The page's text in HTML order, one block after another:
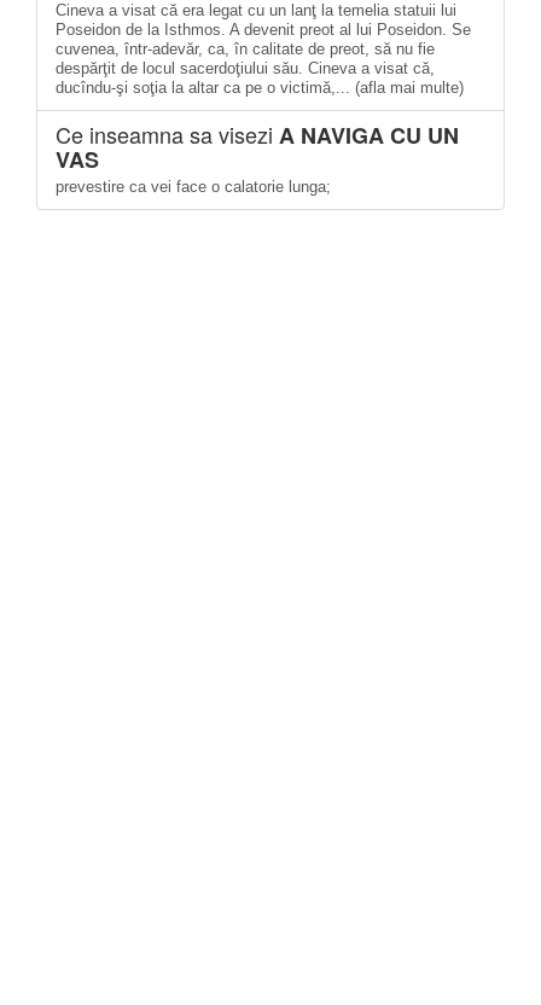
Cineva a visat că era legat cu un lanţ la temelia statuii lui
Poseidon de la Isthmos. A devenit preot al lui Poseidon. Se
cuvenea, într-adevăr, ca, în calitate de preot, să nu fie
despărţit de locul sacerdoţiului său. Cineva a visat că,
ducîndu-şi soţia la altar ca pe o victimă,... (afla mai multe)
Ce inseamna sa visezi A NAVIGA CU UN
VAS
prevestire ca vei face o calatorie lunga;